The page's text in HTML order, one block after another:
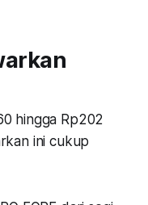
hingga Rp202
ini cukup